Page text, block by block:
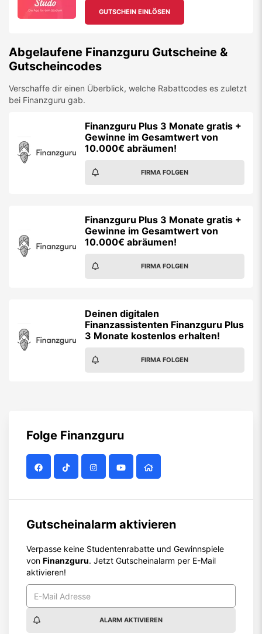
GUTSCHEIN EINLÖSEN
Abgelaufene Finanzguru Gutscheine &
Gutscheincodes
Verschaffe dir einen Überblick, welche Rabattcodes es zuletzt
bei Finanzguru gab.
Finanzguru Plus 3 Monate gratis +
Gewinne im Gesamtwert von
10.000€ abräumen!
FIRMA FOLGEN
Finanzguru Plus 3 Monate gratis +
Gewinne im Gesamtwert von
10.000€ abräumen!
FIRMA FOLGEN
Deinen digitalen
Finanzassistenten Finanzguru Plus
3 Monate kostenlos erhalten!
FIRMA FOLGEN
Folge Finanzguru
Gutscheinalarm aktivieren
Verpasse keine Studentenrabatte und Gewinnspiele
von Finanzguru. Jetzt Gutscheinalarm per E-Mail
aktivieren!
ALARM AKTIVIEREN